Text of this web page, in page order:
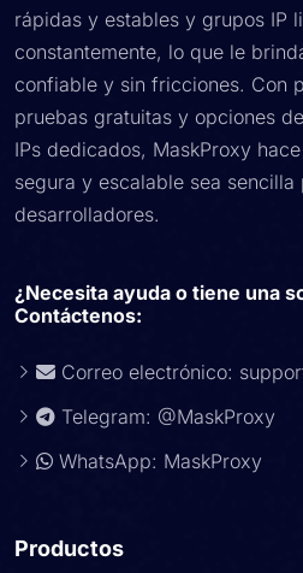
rápidas y estables y grupos IP
constantemente, lo que le
confiable y sin fricciones. Con
pruebas gratuitas y opciones
IPs dedicados, MaskProxy
segura y escalable sea
desarrolladores.
¿Necesita ayuda o tiene una
Contáctenos:
Correo electrónico:
Telegram: @MaskProxy
WhatsApp: MaskProxy
Productos